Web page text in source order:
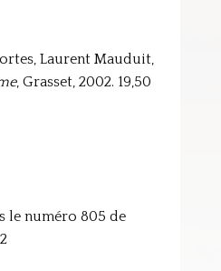
Laurent Mauduit,
, Grasset, 2002. 19,50
le numéro 805 de